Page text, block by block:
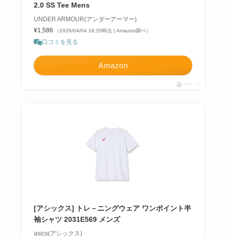
2.0 SS Tee Mens
UNDER ARMOUR(アンダーアーマー)
¥1,586
（2026/04/04 18:35時点 | Amazon調べ）
口コミを見る
Amazon
ポチップ
[アシックス] トレ－ニングウェア ワンポイント半
袖シャツ 2031E569 メンズ
asics(アシックス)